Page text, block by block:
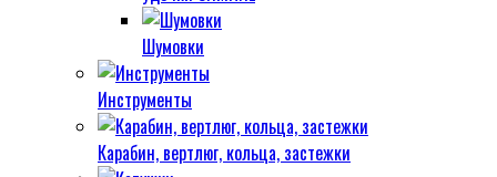
Шумовки
Инструменты
Карабин, вертлюг, кольца, застежки